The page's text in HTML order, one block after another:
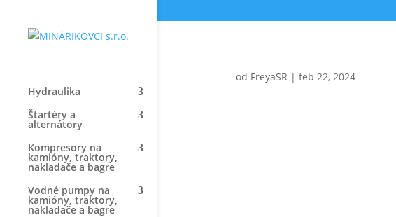
Hydraulika
Štartéry a
alternátory
Kompresory na
kamióny, traktory,
nakladače a bagre
Vodné pumpy na
kamióny, traktory,
nakladače a bagre
od FreyaSR | feb 22, 2024